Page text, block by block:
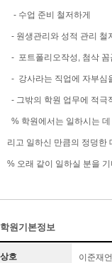
- 수업 준비 철저하게
- 원생관리와 성적 관리 철
- 포트폴리오작성, 첨삭 꼼
- 강사라는 직업에 자부심
- 그밖의 학원 업무에 적극
% 학원에서는 일하시는
리고 일하신 만큼의 정덩한
% 오래 같이 일하실 분을
학원기본정보
상호 이준재